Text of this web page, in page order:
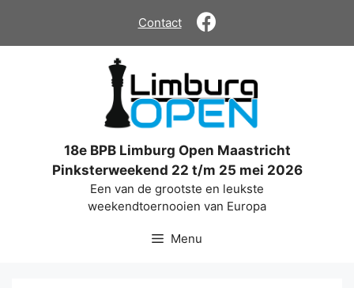
de
Contact
18e BPB Limburg Open Maastricht
Pinksterweekend 22 t/m 25 mei 2026
Een van de grootste en leukste
weekendtoernooien van Europa
Menu